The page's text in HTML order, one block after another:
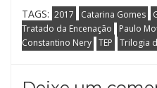
TAGS: 2017 Catarina Gomes
Tratado da Encenação
Paulo
Constantino Nery TEP Trilogia